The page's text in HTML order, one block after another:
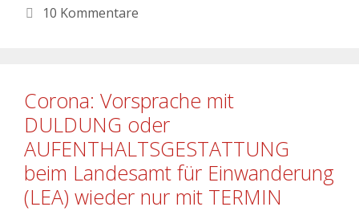
10 Kommentare
Corona: Vorsprache mit
DULDUNG oder
AUFENTHALTSGESTATTUNG
beim Landesamt für Einwanderung
(LEA) wieder nur mit TERMIN